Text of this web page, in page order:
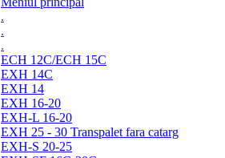
.
.
.
ECH 12C/ECH 15C
EXH 14C
EXH 14
EXH 16-20
EXH-L 16-20
EXH 25 - 30 Transpalet fara catarg
EXH-S 20-25